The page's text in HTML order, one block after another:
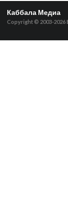
Каббала Медиа
Copyright © 2003-2026